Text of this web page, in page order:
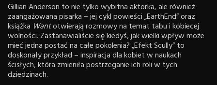
Gillian Anderson to nie tylko wybitna aktorka, ale również
zaangażowana pisarka – jej cykl powieści „EarthEnd” oraz
książka Wantotwierają rozmowy na temat tabu i kobiecej
wolności. Zastanawialiście się kiedyś, jak wielki wpływ może
mieć jedna postać na całe pokolenia? „Efekt Scully” to
doskonały przykład – inspiracja dla kobiet w naukach
ścisłych, która zmieniła postrzeganie ich roli w tych
dziedzinach.